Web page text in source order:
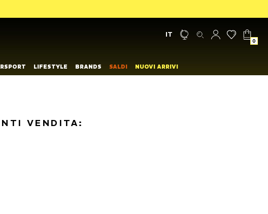
IT
0
LIFESTYLE BRANDS SALDI NUOVI ARRIVI
VENDITA: